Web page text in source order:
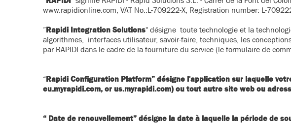
www.rapidionline.com, VAT No.:L-709222-X, Registration number: L-
”Rapidi Integration Solutions" désigne toute technologie et la
algorithmes, interfaces utilisateur, savoir-faire, techniques, les
par RAPIDI dans le cadre de la fourniture du service (le formulaire de
“Rapidi Configuration Platform” désigne l'application sur laquelle
eu.myrapidi.com, or us.myrapidi.com) ou tout autre site web ou
“ Date de renouvellement” désigne la date à laquelle la période de